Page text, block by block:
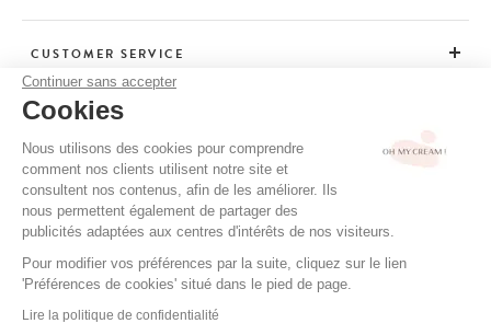
Continuer sans accepter
Cookies
Nous utilisons des cookies pour comprendre
comment nos clients utilisent notre site et
consultent nos contenus, afin de les améliorer. Ils
nous permettent également de partager des
publicités adaptées aux centres d'intérêts de nos visiteurs.
Pour modifier vos préférences par la suite, cliquez sur le lien
'Préférences de cookies' situé dans le pied de page.
Lire la politique de confidentialité
CUSTOMER SERVICE
ADVICE
CGV / CGU
TERMS OF USE
PRIVACY POLICY
CREDITS